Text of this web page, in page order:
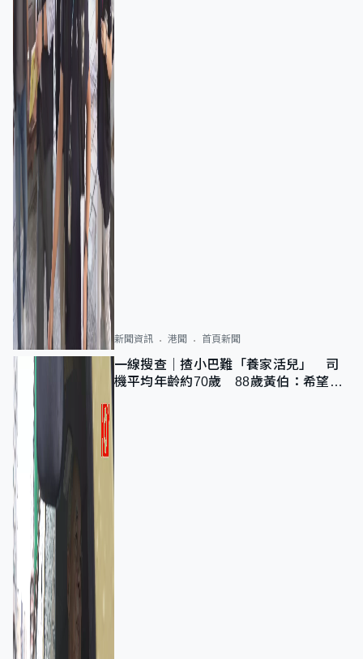
新聞資訊 港聞 首頁新聞
一線搜查｜揸小巴難「養家活兒」 司
機平均年齡約70歲 88歲黃伯：希望一